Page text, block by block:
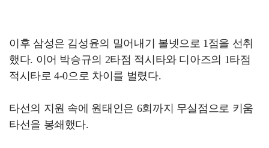
이후 삼성은 김성윤의 밀어내기 볼넷으로 1점을 선취
했다. 이어 박승규의 2타점 적시타와 디아즈의 1타점
적시타로 4-0으로 차이를 벌렸다.
타선의 지원 속에 원태인은 6회까지 무실점으로 키움
타선을 봉쇄했다.